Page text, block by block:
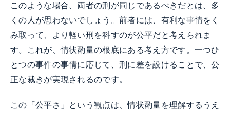
このような場合、両者の刑が同じであるべきだとは、多
くの人が思わないでしょう。前者には、有利な事情をく
み取って、より軽い刑を科すのが公平だと考えられま
す。これが、情状酌量の根底にある考え方です。一つひ
とつの事件の事情に応じて、刑に差を設けることで、公
正な裁きが実現されるのです。
この「公平さ」という観点は、情状酌量を理解するうえ